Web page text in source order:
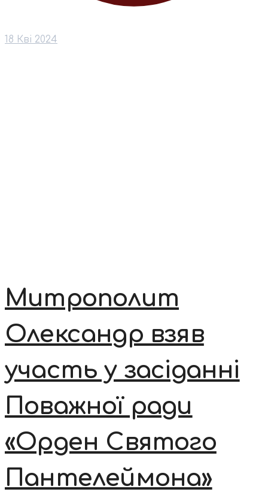
18 Кві 2024
Митрополит
Олександр взяв
участь у засіданні
Поважної ради
«Орден Святого
Пантелеймона»